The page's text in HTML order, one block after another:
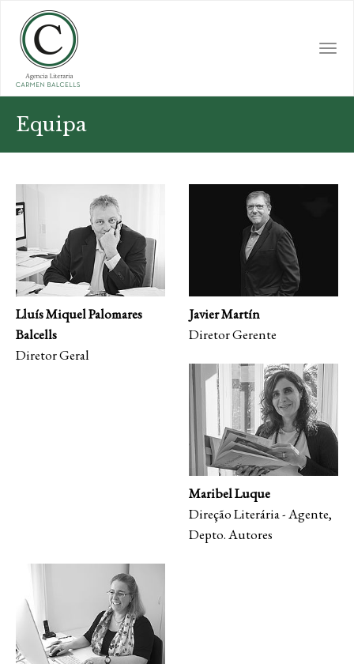
main
content
Equipa
Lluís Miquel Palomares
Balcells
Diretor Geral
Javier Martín
Diretor Gerente
Maribel Luque
Direção Literária - Agente,
Depto. Autores